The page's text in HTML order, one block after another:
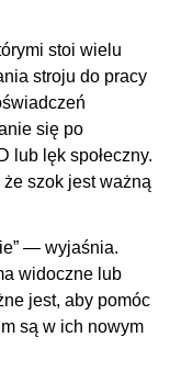
stoi wielu
stroju do pracy
się po
lub lęk społeczny.
szok jest ważną
— wyjaśnia.
widoczne lub
jest, aby pomóc
są w ich nowym